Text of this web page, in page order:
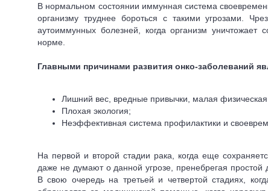
В нормальном состоянии иммунная система
организму труднее бороться с такими угрозами.
аутоиммунных болезней, когда организм
норме.
Главными причинами развития онко-заболеваний
Лишний вес, вредные привычки, малая физическая
Плохая экология;
Неэффективная система профилактики и
На первой и второй стадии рака, когда еще
даже не думают о данной угрозе, пренебрегая простой
В свою очередь на третьей и четвертой стадиях,